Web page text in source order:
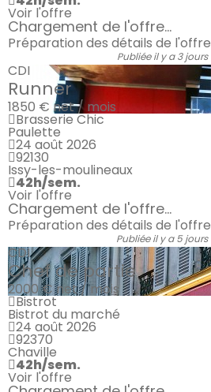
Voir l'offre
Chargement de l'offre...
Préparation des détails de l'offre
Publiée il y a 3 jours
CDI
Runner
1850 € net / mois
Brasserie Chic
Paulette
24 août 2026
92130
Issy-les-moulineaux
42h/sem.
Voir l'offre
Chargement de l'offre...
Préparation des détails de l'offre
Publiée il y a 5 jours
CDI
Chef de partie
2000 €net / mois
Bistrot
Bistrot du marché
24 août 2026
92370
Chaville
42h/sem.
Voir l'offre